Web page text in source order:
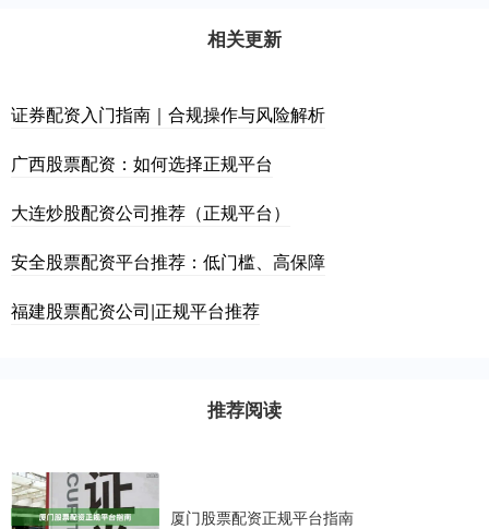
相关更新
证券配资入门指南｜合规操作与风险解析
广西股票配资：如何选择正规平台
大连炒股配资公司推荐（正规平台）
安全股票配资平台推荐：低门槛、高保障
福建股票配资公司|正规平台推荐
推荐阅读
厦门股票配资正规平台指南